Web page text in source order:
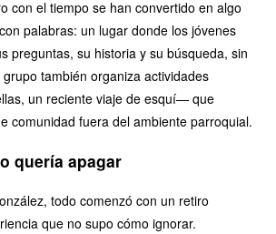
con el tiempo se han convertido en algo
palabras: un lugar donde los jóvenes
preguntas, su historia y su búsqueda, sin
también organiza actividades
un reciente viaje de esquí— que
comunidad fuera del ambiente parroquial.
quería apagar
todo comenzó con un retiro
que no supo cómo ignorar.